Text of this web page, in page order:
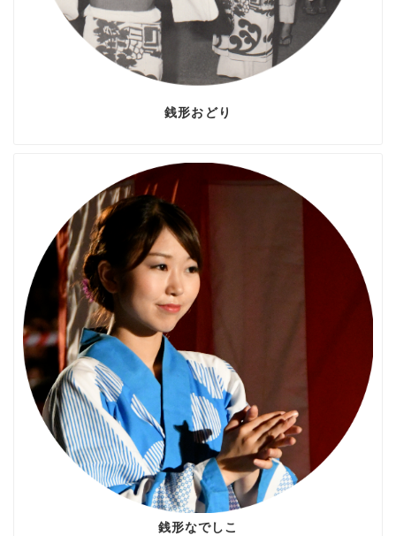
銭形おどり
銭形なでしこ